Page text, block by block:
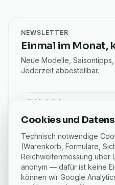
NEWSLETTER
Einmal im Monat,
Neue Modelle,
Jederzeit abbestellbar.
E-Mail für Newsletter
Ich möchte den eSchaf-
Ratgebern bekommen.
jeder E-Mail.
Cookies und
Technisch notwendige
(Warenkorb, Formulare,
Reichweitenmessung über
anonym — dafür ist keine
können wir Google